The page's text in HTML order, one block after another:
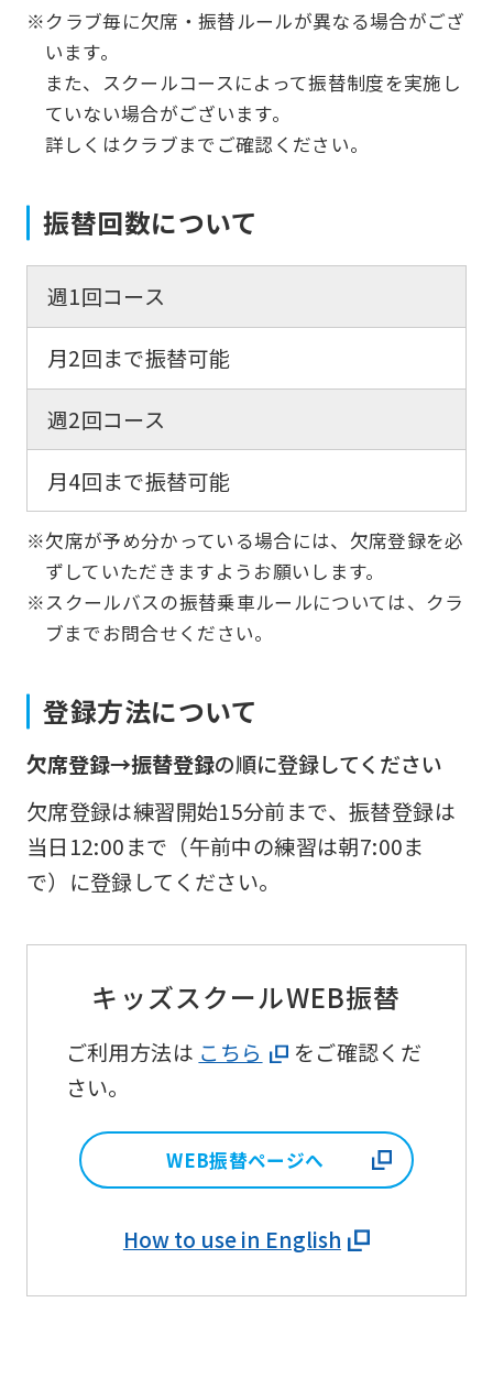
※クラブ毎に欠席・振替ルールが異なる場合がござ
います。
また、スクールコースによって振替制度を実施し
ていない場合がございます。
詳しくはクラブまでご確認ください。
振替回数について
週1回コース
月2回まで振替可能
週2回コース
月4回まで振替可能
※欠席が予め分かっている場合には、欠席登録を必
ずしていただきますようお願いします。
※スクールバスの振替乗車ルールについては、クラ
ブまでお問合せください。
登録方法について
欠席登録→振替登録の順に登録してください
欠席登録は練習開始15分前まで、振替登録は
当日12:00まで（午前中の練習は朝7:00ま
で）に登録してください。
キッズスクールWEB振替
ご利用方法は こちら
をご確認くだ
さい。
WEB振替ページへ
How to use in English
the